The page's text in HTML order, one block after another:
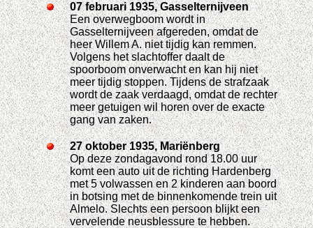
07 februari 1935, Gasselternijveen
Een overwegboom wordt in
Gasselternijveen afgereden, omdat de
heer Willem A. niet tijdig kan remmen.
Volgens het slachtoffer daalt de
spoorboom onverwacht en kan hij niet
meer tijdig stoppen. Tijdens de strafzaak
wordt de zaak verdaagd, omdat de rechter
meer getuigen wil horen over de exacte
gang van zaken.
27 oktober 1935, Mariënberg
Op deze zondagavond rond 18.00 uur
komt een auto uit de richting Hardenberg
met 5 volwassen en 2 kinderen aan boord
in botsing met de binnenkomende trein uit
Almelo. Slechts een persoon blijkt een
vervelende neusblessure te hebben.